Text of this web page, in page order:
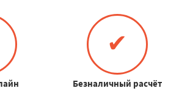
✔
Безналичный расчёт